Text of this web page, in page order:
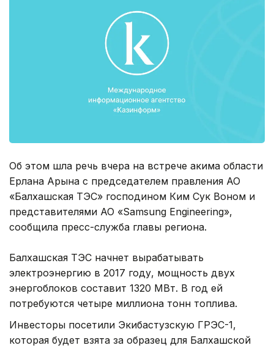
Об этом шла речь вчера на встрече акима области
Ерлана Арына с председателем правления АО
«Балхашская ТЭС» господином Ким Сук Воном и
представителями АО «Samsung Engineering»,
сообщила пресс-служба главы региона.
Балхашская ТЭС начнет вырабатывать
электроэнергию в 2017 году, мощность двух
энергоблоков составит 1320 МВт. В год ей
потребуются четыре миллиона тонн топлива.
Инвесторы посетили Экибастузскую ГРЭС-1,
которая будет взята за образец для Балхашской